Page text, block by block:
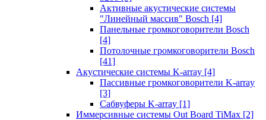
Активные акустические системы
"Линейный массив" Bosch [4]
Панельные громкоговорители Bosch
[4]
Потолочные громкоговорители Bosch
[41]
Акустические системы K-array [4]
Пассивные громкоговорители K-array
[3]
Сабвуферы K-array [1]
Иммерсивные системы Out Board TiMax [2]